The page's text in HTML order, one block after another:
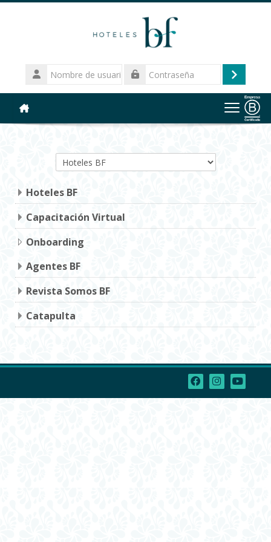
Nombre
de
usuario
Acceder
Categorías
Hoteles BF
Capacitación Virtual
Onboarding
Agentes BF
Revista Somos BF
Catapulta